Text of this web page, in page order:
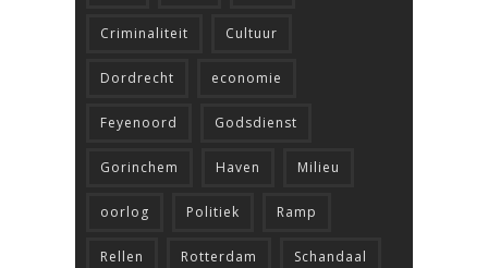
Criminaliteit Cultuur
Dordrecht economie
Feyenoord Godsdienst
Gorinchem Haven Milieu
oorlog Politiek Ramp
Rellen Rotterdam Schandaal